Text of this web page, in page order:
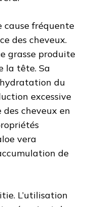
cause fréquente
des cheveux.
grasse produite
la tête. Sa
du
excessive
cheveux en
vera
de
L’utilisation